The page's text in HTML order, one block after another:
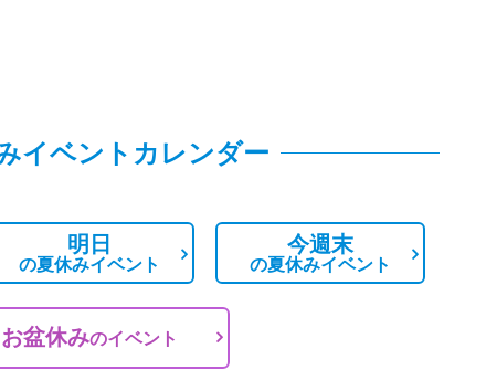
イベントカレンダー
明日
の夏休みイベント
今週末
の夏休みイベント
お盆休みのイベント